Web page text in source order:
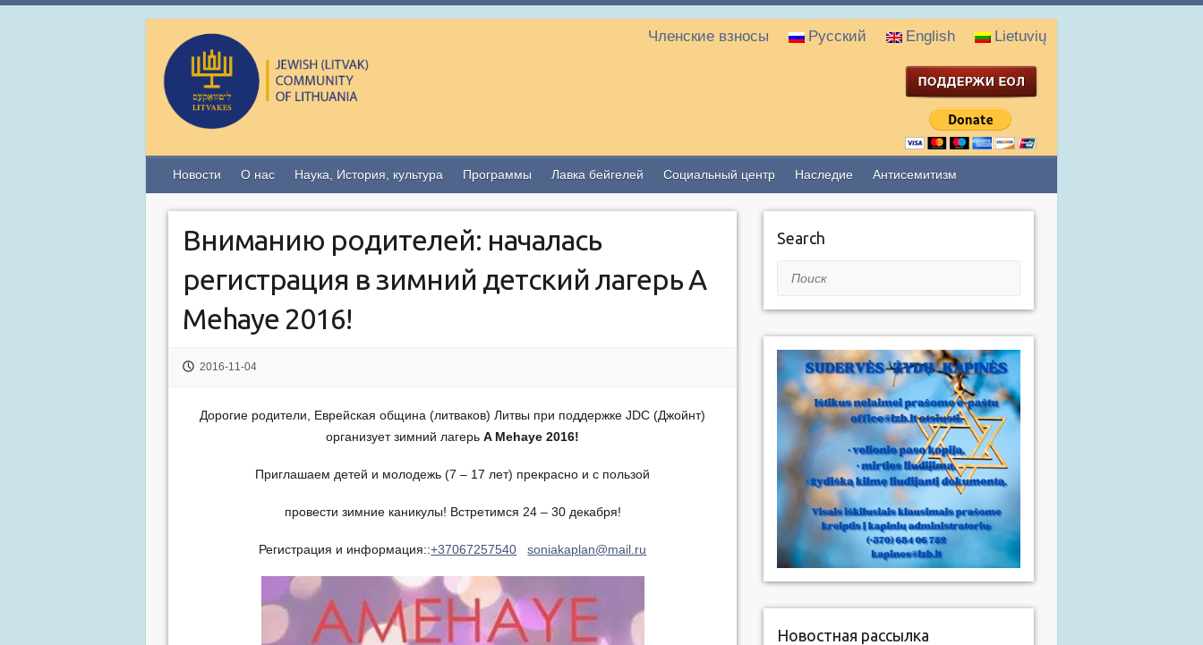
Членские взносы Русский English Lietuvių
Новости О нас Наука, История, культура Программы Лавка бейгелей Социальный центр Наследие Антисемитизм
Вниманию родителей: началась
регистрация в зимний детский лагерь A
Mehaye 2016!
2016-11-04
Дорогие родители, Еврейская община (литваков) Литвы при поддержке JDC (Джойнт)
организует зимний лагерьA Mehaye 2016!
Приглашаем детей и молодежь (7 – 17 лет) прекрасно и с пользой
провести зимние каникулы! Встретимся 24 – 30 декабря!
Регистрация и информация::+37067257540 soniakaplan@mail.ru
Search
Поиск
Новостная рассылка